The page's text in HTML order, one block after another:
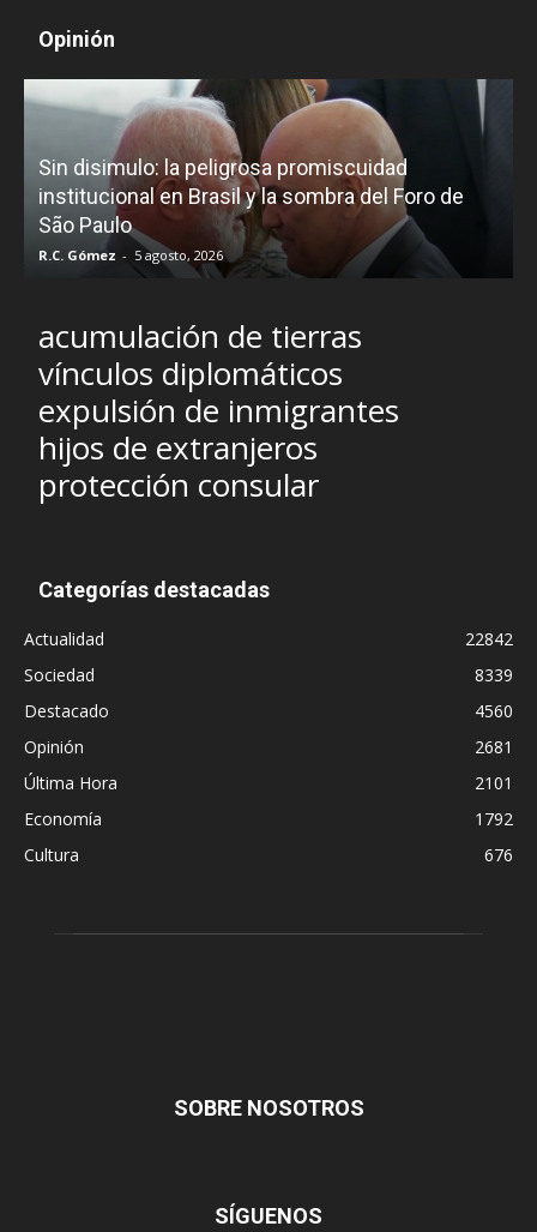
Opinión
Sin disimulo: la peligrosa promiscuidad
institucional en Brasil y la sombra del Foro de
São Paulo
R.C. Gómez - 5 agosto, 2026
acumulación de tierras
vínculos diplomáticos
expulsión de inmigrantes
hijos de extranjeros
protección consular
Categorías destacadas
Actualidad
22842
Sociedad
8339
Destacado
4560
Opinión
2681
Última Hora
2101
Economía
1792
Cultura
676
SOBRE NOSOTROS
SÍGUENOS